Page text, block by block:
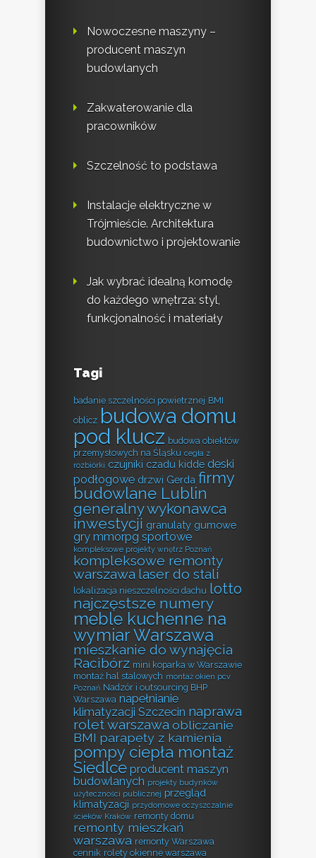
Nowoczesne maszyny –
producent maszyn
budowlanych
Zakwaterowanie dla
pracowników
Szczelność to podstawa
Instalacje elektryczne w
Trójmieście. Architektura
budownictwo i projektowanie
Jak wybrać idealną komodę
do każdego wnętrza: styl,
funkcjonalność i materiały
Tagi
badanie szczelności powietrznej BMI
oblicz budowa domu
pod klucz budowa obiektów
przemysłowych na Śląsku cegła z
rozbiórki czujniki czadu kidde deski
podłogowe drzwi Gerda firmy
budowlane Lublin
generalny wykonawca
inwestycji granulaty gumowe
gry mmorpg sportowe
kompleksowe projekty wnętrz Poznań
kompleksowe remonty
warszawa laser do stali
lokalizacja nieszczelności dachu lotto
najczęstsze numery
meble kuchenne na
wymiar Warszawa
mieszkanie do wynajęcia
Racibórz mini koparka w Warszawie
montaż hal stalowych montaż okien pcv
Poznań Nadzór i outsourcing BHP
Warszawa napełnianie
klimatyzacji Szczecin naprawa
rolet warszawa obliczanie
BMI parapety z kamienia
pompy ciepła montaż
Siedlce producent maszyn
budowlanych projekty budynków
użyteczności publicznej przegląd
klimatyzacji przydomowe oczyszczalnie
ścieków Kraków remonty domu
remonty mieszkań
warszawa remonty Warszawa
cennik rolety okienne warszawa